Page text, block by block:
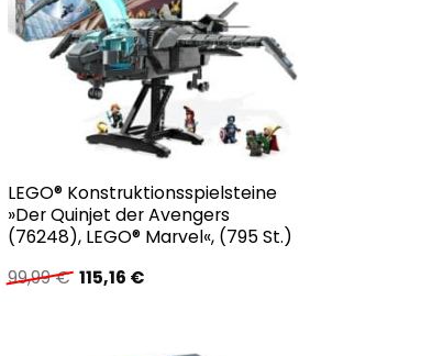
LEGO® Konstruktionsspielsteine
»Der Quinjet der Avengers
(76248), LEGO® Marvel«, (795 St.)
99,99€ Ursprünglicher
Preis
115,16 €Aktueller